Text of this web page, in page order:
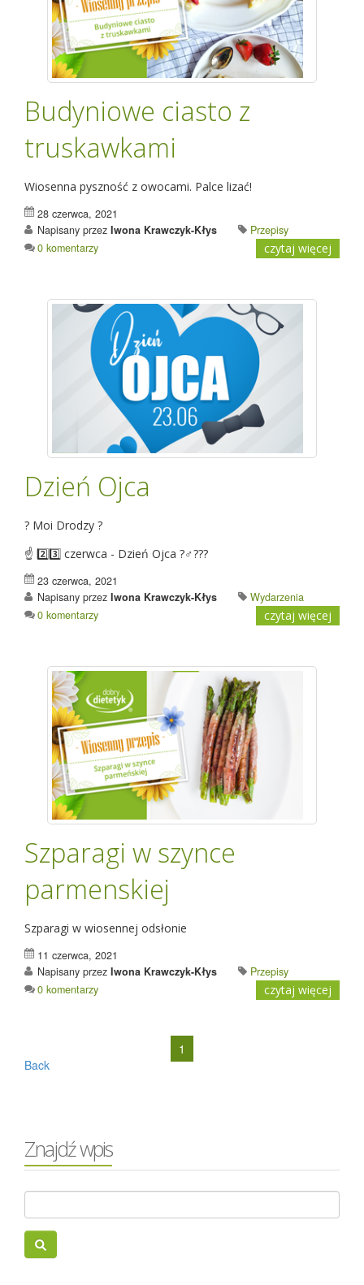
Budyniowe ciasto z
truskawkami
Wiosenna pyszność z owocami. Palce lizać!
28 czerwca, 2021
Napisany przez Iwona Krawczyk-Kłys
Przepisy
0 komentarzy
czytaj więcej
Dzień Ojca
? Moi Drodzy ?
☝️ 2️⃣3️⃣ czerwca - Dzień Ojca ?‍♂️?‍??
23 czerwca, 2021
Napisany przez Iwona Krawczyk-Kłys
Wydarzenia
0 komentarzy
czytaj więcej
Szparagi w szynce
parmenskiej
Szparagi w wiosennej odsłonie
11 czerwca, 2021
Napisany przez Iwona Krawczyk-Kłys
Przepisy
0 komentarzy
czytaj więcej
1
Back
Znajdź wpis